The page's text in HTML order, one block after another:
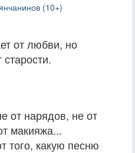
(10+)
от любви, но
от нарядов, не от
макияжа...
того, какую песню